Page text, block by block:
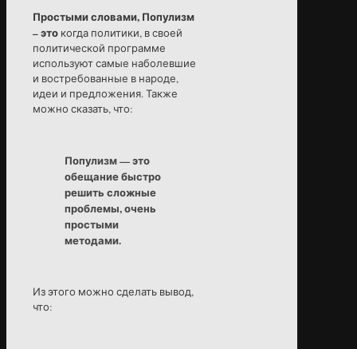
Простыми словами, Популизм
– это когда политики, в своей
политической программе
используют самые наболевшие
и востребованные в народе,
идеи и предложения. Также
можно сказать, что:
Популизм — это
обещание быстро
решить сложные
проблемы, очень
простыми
методами.
Из этого можно сделать вывод,
что: